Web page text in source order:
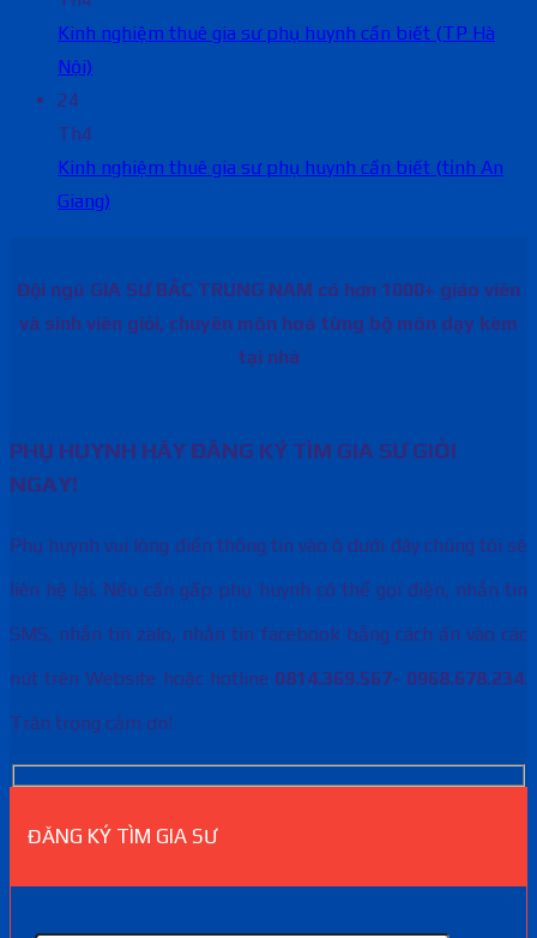
Kinh nghiệm thuê gia sư phụ huynh cần biết (TP Hà
Nội)
24
Th4
Kinh nghiệm thuê gia sư phụ huynh cần biết (tỉnh An
Giang)
Đội ngũ GIA SƯ BẮC TRUNG NAM có hơn 1000+ giáo viên
và sinh viên giỏi, chuyên môn hoá từng bộ môn dạy kèm
tại nhà
PHỤ HUYNH HÃY ĐĂNG KÝ TÌM GIA SƯ GIỎI
NGAY!
Phụ huynh vui lòng điền thông tin vào ô dưới đây chúng tôi sẽ
liên hệ lại. Nếu cần gấp phụ huynh có thể gọi điện, nhắn tin
SMS, nhắn tin zalo, nhắn tin facebook bằng cách ấn vào các
nút trên Website hoặc hotline 0814.369.567- 0968.678.234.
Trân trọng cảm ơn!
ĐĂNG KÝ TÌM GIA SƯ